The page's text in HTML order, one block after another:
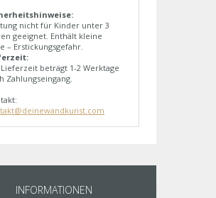
nicht für Kinder unter 3
geeignet. Enthält kleine
– Erstickungsgefahr.
beträgt 1-2 Werktage
Zahlungseingang.
INFORMATIONEN